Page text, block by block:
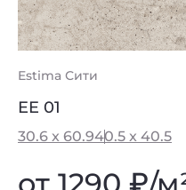
Estima Сити
EE 01
30.6 x 60.940.5 x 40.5
от 1290 ₽/